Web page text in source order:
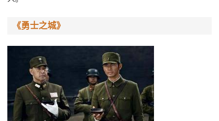
《勇士之城》